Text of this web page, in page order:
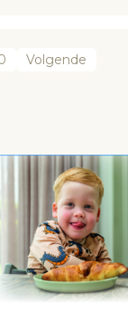
Volgende